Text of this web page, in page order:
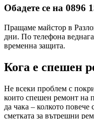
Обадете се на 0896
Пращаме майстор в
дни. По телефона
временна защита.
Кога е спешен
Не всеки проблем с
които спешен ремонт на
да чака – колкото повече
сметката за вътрешни